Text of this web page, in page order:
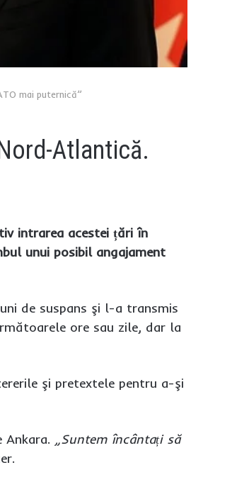
mai puternică”
Atlantică.
intrarea acestei țări în
unui posibil angajament
de suspans şi l-a transmis
ore sau zile, dar la
şi pretextele pentru a-şi
„Suntem încântați să